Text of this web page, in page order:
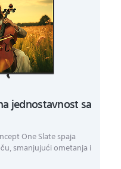
jednostavnost sa
One Slate spaja
smanjujući ometanja i